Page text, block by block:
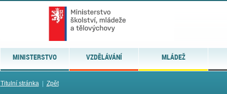
MINISTERSTVO VZDĚLÁVÁNÍ MLÁDEŽ
Titulní stránka| Zpět